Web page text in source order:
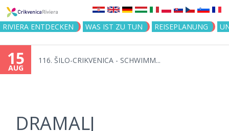
Jump to navigation
RIVIERA ENTDECKEN WAS IST ZU TUN REISEPLANUNG
15
AUG
116. ŠILO-CRIKVENICA - SCHWIMM...
DRAMALJ